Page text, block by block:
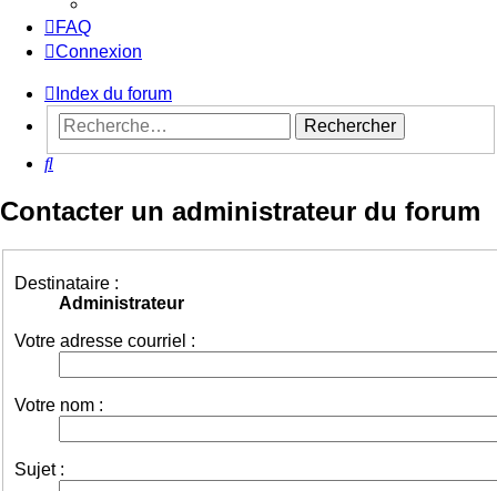
FAQ
Connexion
Index du forum
Rechercher
Rechercher
Contacter un administrateur du forum
Destinataire :
Administrateur
Votre adresse courriel :
Votre nom :
Sujet :